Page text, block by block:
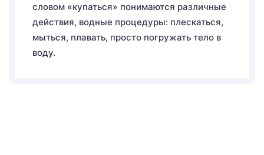
словом «купаться» понимаются различные
действия, водные процедуры: плескаться,
мыться, плавать, просто погружать тело в
воду.